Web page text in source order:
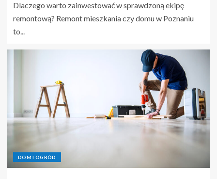
Dlaczego warto zainwestować w sprawdzoną ekipę
remontową? Remont mieszkania czy domu w Poznaniu
to...
DOM I OGRÓD